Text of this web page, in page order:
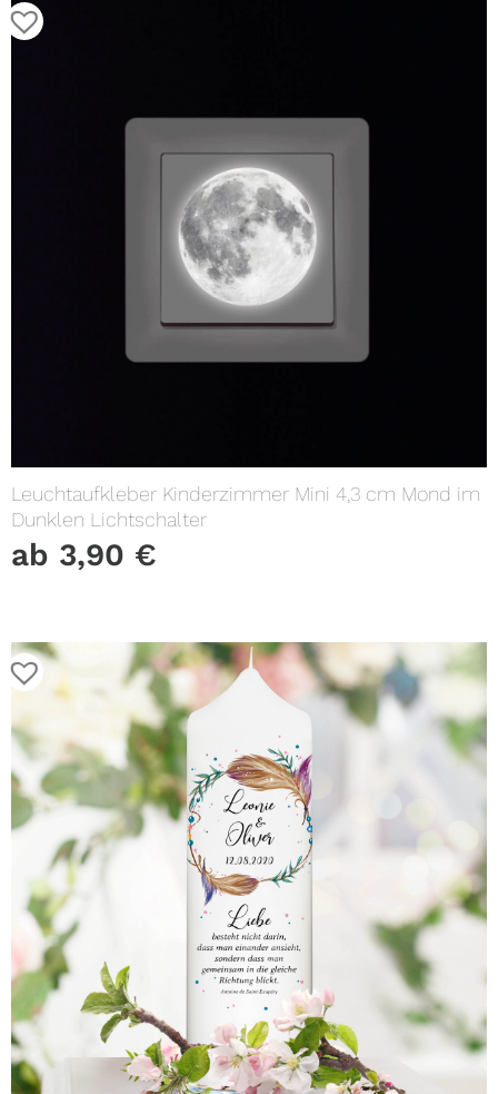
Leuchtaufkleber Kinderzimmer Mini 4,3 cm Mond im
Dunklen Lichtschalter
ab 3,90 €